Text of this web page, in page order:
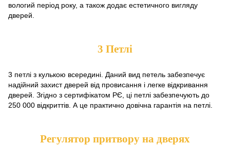
вологий період року, а також додає естетичного вигляду
дверей.
3 Петлі
3 петлі з кулькою всередині. Даний вид петель забезпечує
надійний захист дверей від провисання і легке відкривання
дверей. Згідно з сертифікатом РЄ, ці петлі забезпечують до
250 000 відкриттів. А це практично довічна гарантія на петлі.
Регулятор притвору на дверях